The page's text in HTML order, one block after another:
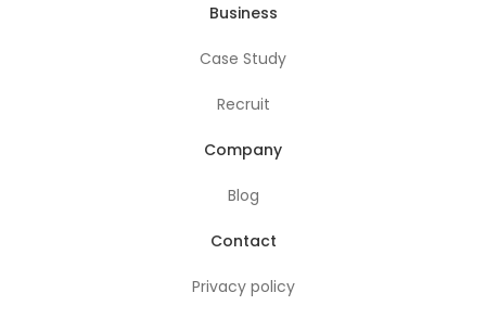
Business
Case Study
Recruit
Company
Blog
Contact
Privacy policy